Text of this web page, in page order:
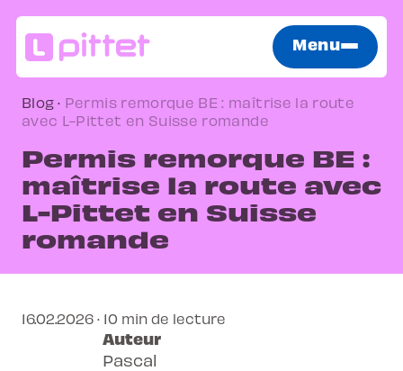
Menu
Blog · Permis remorque BE : maîtrise la route
avec L-Pittet en Suisse romande
Permis remorque BE :
maîtrise la route avec
L-Pittet en Suisse
romande
16.02.2026 · 10 min de lecture
Auteur
Pascal